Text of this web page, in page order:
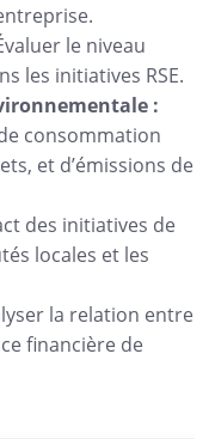
le niveau
les initiatives RSE.
:
consommation
et d’émissions de
des initiatives de
locales et les
la relation entre
financière de